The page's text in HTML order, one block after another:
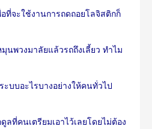
ที่จะใช้งานการถดถอยโลจิสติกก็
นพวงมาลัยแล้วรถถึงเลี้ยว ทำไม
บบอะไรบางอย่างให้คนทั่วไป
ที่คนเตรียมเอาไว้เลยโดยไม่ต้อง